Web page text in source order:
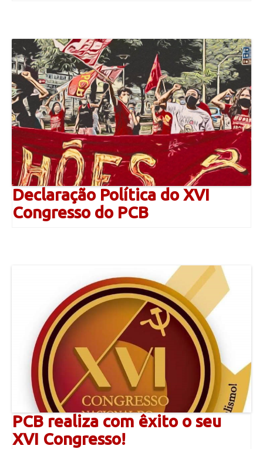
Declaração Política do XVI
Congresso do PCB
PCB realiza com êxito o seu
XVI Congresso!